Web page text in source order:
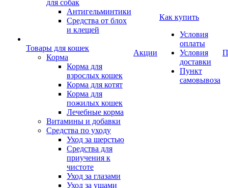
для собак
Антигельминтики
Средства от блох
и клещей
Товары для кошек
Корма
Корма для
взрослых кошек
Корма для котят
Корма для
пожилых кошек
Лечебные корма
Витамины и добавки
Средства по уходу
Уход за шерстью
Средства для
приучения к
чистоте
Уход за глазами
Уход за ушами
Акции
Как купить
Условия
оплаты
Условия
доставки
Пункт
самовывоза